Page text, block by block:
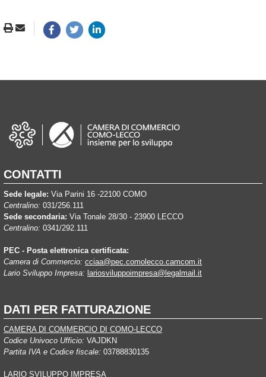
CONTATTI
Sede legale: Via Parini 16 -22100 COMO
Centralino: 031/256.111
Sede secondaria: Via Tonale 28/30 - 23900 LECCO
Centralino: 0341/292.111
PEC - Posta elettronica certificata:
Camera di Commercio: cciaa@pec.comolecco.camcom.it
Lario Sviluppo Impresa: lariosviluppoimpresa@legalmail.it
DATI PER FATTURAZIONE
CAMERA DI COMMERCIO DI COMO-LECCO
Codice Univoco Ufficio: VAJDKN
Partita IVA e Codice fiscale: 03788830135
LARIO SVILUPPO IMPRESA